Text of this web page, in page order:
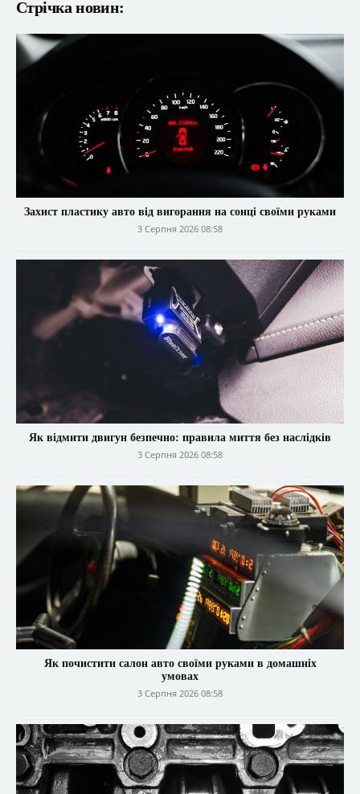
Стрічка новин:
Захист пластику авто від вигорання на сонці своїми руками
3 Серпня 2026 08:58
Як відмити двигун безпечно: правила миття без наслідків
3 Серпня 2026 08:58
Як почистити салон авто своїми руками в домашніх
умовах
3 Серпня 2026 08:58